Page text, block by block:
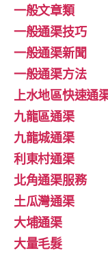
一般文章類
一般通渠技巧
一般通渠新聞
一般通渠方法
上水地區快速通
九龍區通渠
九龍城通渠
利東村通渠
北角通渠服務
土瓜灣通渠
大埔通渠
大量毛髮